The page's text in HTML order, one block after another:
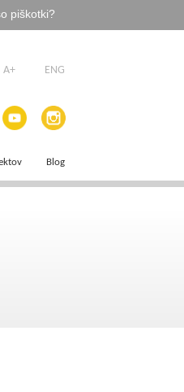
piškotki?
A+ ENG
Blog